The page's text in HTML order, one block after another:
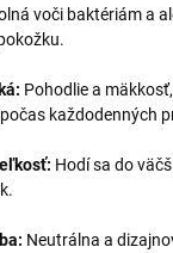
voči baktériám a
Pohodlie a
každodenných
Hodí sa do
Neutrálna a